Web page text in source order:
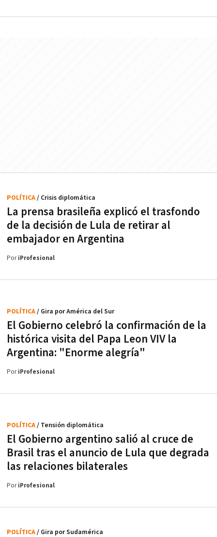
La prensa brasileña explicó el trasfondo
de la decisión de Lula de retirar al
embajador en Argentina
POLÍTICA/ Crisis diplomática
PoriProfesional
El Gobierno celebró la confirmación de la
histórica visita del Papa Leon VIV la
Argentina: "Enorme alegría"
POLÍTICA/ Gira por América del Sur
PoriProfesional
El Gobierno argentino salió al cruce de
Brasil tras el anuncio de Lula que degrada
las relaciones bilaterales
POLÍTICA/ Tensión diplomática
PoriProfesional
POLÍTICA/ Gira por Sudamérica